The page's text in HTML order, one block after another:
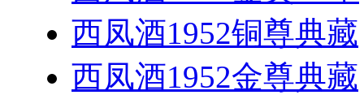
西凤酒1952铜尊典藏
西凤酒1952金尊典藏